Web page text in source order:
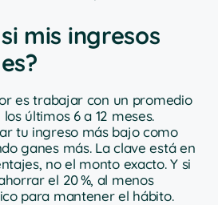
mis ingresos
es trabajar con un promedio
últimos 6 a 12 meses.
tu ingreso más bajo como
ganes más. La clave está en
no el monto exacto. Y si
el 20 %, al menos
para mantener el hábito.